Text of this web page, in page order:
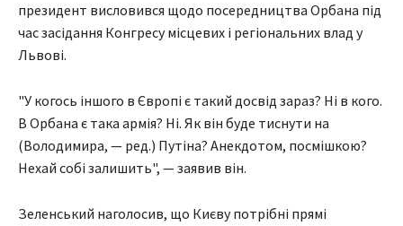
президент висловився щодо посередництва Орбана під
час засідання Конгресу місцевих і регіональних влад у
Львові.
"У когось іншого в Європі є такий досвід зараз? Ні в кого.
В Орбана є така армія? Ні. Як він буде тиснути на
(Володимира, — ред.) Путіна? Анекдотом, посмішкою?
Нехай собі залишить", — заявив він.
Зеленський наголосив, що Києву потрібні прямі